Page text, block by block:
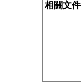
相關文件